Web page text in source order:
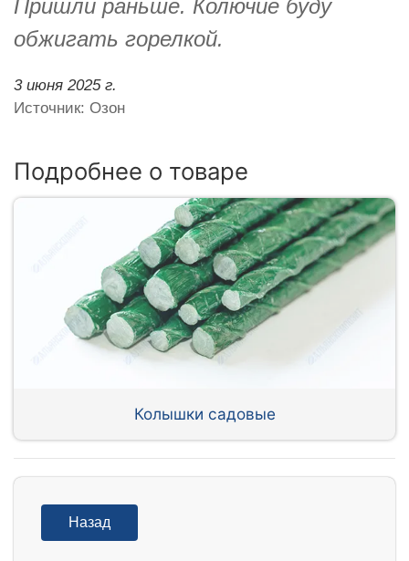
Пришли раньше. Колючие буду
обжигать горелкой.
3 июня 2025 г.
Источник: Озон
Подробнее о товаре
Колышки садовые
Назад